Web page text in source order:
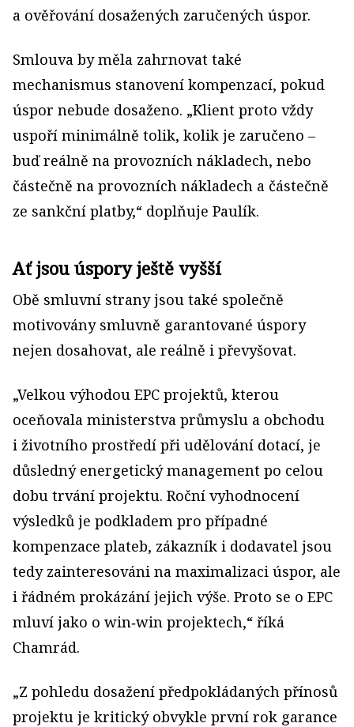
a ověřování dosažených zaručených úspor.
Smlouva by měla zahrnovat také
mechanismus stanovení kompenzací, pokud
úspor nebude dosaženo. „Klient proto vždy
uspoří minimálně tolik, kolik je zaručeno –
buď reálně na provozních nákladech, nebo
částečně na provozních nákladech a částečně
ze sankční platby,“ dopl­ňuje Paulík.
Ať jsou úspory ještě vyšší
Obě smluvní strany jsou také společně
motivovány smluvně garantované úspory
nejen dosahovat, ale reálně i převyšovat.
„Velkou výhodou EPC projektů, kterou
oceňovala ministerstva průmyslu a obchodu
i životního prostředí při udělování dotací, je
důsledný energetický management po celou
dobu trvání projektu. Roční vyhodnocení
výsledků je podkladem pro případné
kompenzace plateb, zákazník i dodavatel jsou
tedy zainteresováni na maximalizaci úspor, ale
i řádném prokázání jejich výše. Proto se o EPC
mluví jako o win‑win projektech,“ říká
Chamrád.
„Z pohledu dosažení předpokládaných přínosů
projektu je kritický obvykle první rok garance